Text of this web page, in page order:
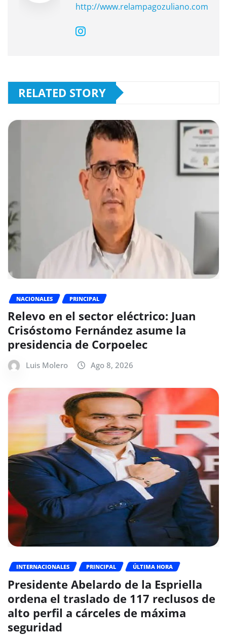
http://www.relampagozuliano.com
RELATED STORY
NACIONALES PRINCIPAL
Relevo en el sector eléctrico: Juan
Crisóstomo Fernández asume la
presidencia de Corpoelec
Luis Molero Ago 8, 2026
INTERNACIONALES PRINCIPAL ÚLTIMA HORA
Presidente Abelardo de la Espriella
ordena el traslado de 117 reclusos de
alto perfil a cárceles de máxima
seguridad